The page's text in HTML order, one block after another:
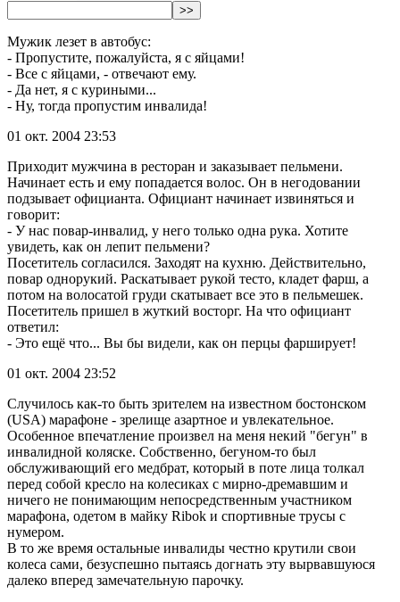
>>
Мужик лезет в автобус:
- Пропустите, пожалуйста, я с яйцами!
- Все с яйцами, - отвечают ему.
- Да нет, я с куриными...
- Ну, тогда пропустим инвалида!
01 окт. 2004 23:53
Приходит мужчина в ресторан и заказывает пельмени.
Начинает есть и ему попадается волос. Он в негодовании
подзывает официанта. Официант начинает извиняться и
говорит:
- У нас повар-инвалид, у него только одна рука. Хотите
увидеть, как он лепит пельмени?
Посетитель согласился. Заходят на кухню. Действительно,
повар однорукий. Раскатывает рукой тесто, кладет фарш, а
потом на волосатой груди скатывает все это в пельмешек.
Посетитель пришел в жуткий восторг. На что официант
ответил:
- Это ещё что... Вы бы видели, как он перцы фарширует!
01 окт. 2004 23:52
Случилось как-то быть зрителем на известном бостонском
(USA) марафоне - зрелище азартное и увлекательное.
Особенное впечатление произвел на меня некий "бегун" в
инвалидной коляске. Собственно, бегуном-то был
обслуживающий его медбрат, который в поте лица толкал
перед собой кресло на колесиках с мирно-дремавшим и
ничего не понимающим непосредственным участником
марафона, одетом в майку Ribok и спортивные трусы с
нумером.
В то же время остальные инвалиды честно крутили свои
колеса сами, безуспешно пытаясь догнать эту вырвавшуюся
далеко вперед замечательную парочку.